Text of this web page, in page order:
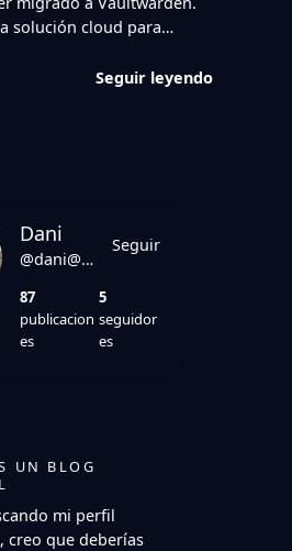
solución cloud para…
Seguir leyendo
Dani
@dani@danirod.es
Seguir
87
publicacion
es
5
seguidor
es
UN BLOG
mi perfil
creo que deberías